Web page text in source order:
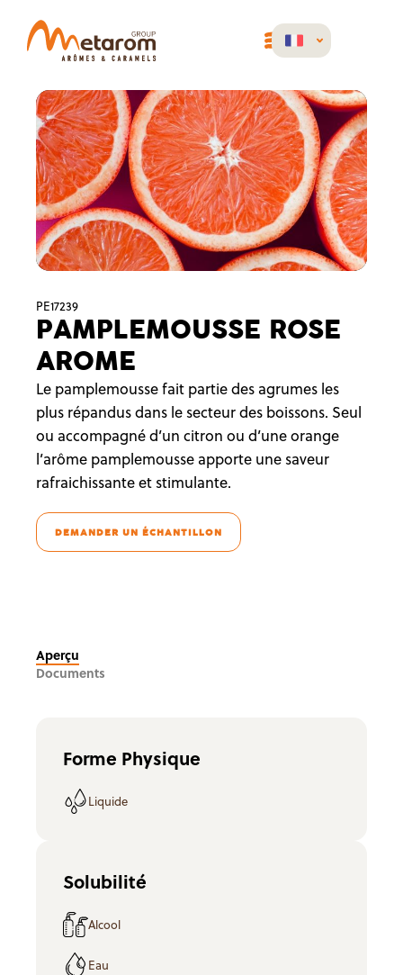
PE17239
PAMPLEMOUSSE ROSE
AROME
Le pamplemousse fait partie des agrumes les
plus répandus dans le secteur des boissons. Seul
ou accompagné d’un citron ou d’une orange
l’arôme pamplemousse apporte une saveur
rafraichissante et stimulante.
DEMANDER UN ÉCHANTILLON
Aperçu
Documents
Forme Physique
Liquide
Solubilité
Alcool
Eau